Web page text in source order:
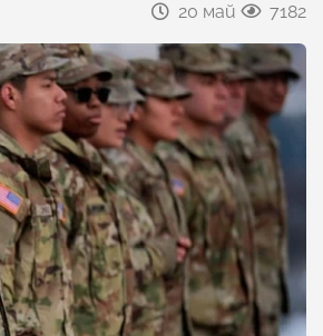
20 май 7182